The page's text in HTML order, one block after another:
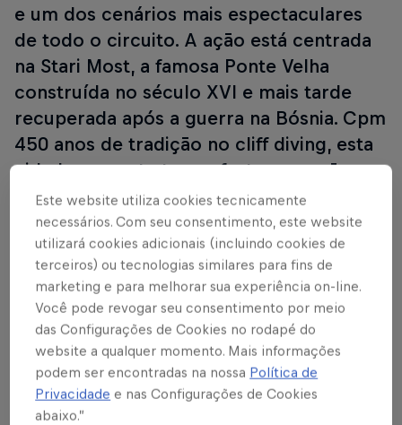
e um dos cenários mais espectaculares
de todo o circuito. A ação está centrada
na Stari Most, a famosa Ponte Velha
construída no século XVI e mais tarde
recuperada após a guerra na Bósnia. Cpm
450 anos de tradição no cliff diving, esta
cidade promete trazer fortes emoções na
penúltima etapa da Red Bull Cliff Diving
World Series 2018.
Desde o século XVII, as competições de saltos a
partir da ponte são uma tradição de Mostar; quando
os atletas regressam, os habitantes locais
recordam-se sempre dos nomes. Este é o sítio onde
a fina arte do cliff diving e os saltos tradicionais que
assinalam a maturidade dos mais jovens são
igualmente respeitados.
Este website utiliza cookies tecnicamente
necessários. Com seu consentimento, este website
utilizará cookies adicionais (incluindo cookies de
terceiros) ou tecnologias similares para fins de
marketing e para melhorar sua experiência on-line.
Você pode revogar seu consentimento por meio
das Configurações de Cookies no rodapé do
website a qualquer momento. Mais informações
podem ser encontradas na nossa Política de
Privacidade e nas Configurações de Cookies
abaixo.”